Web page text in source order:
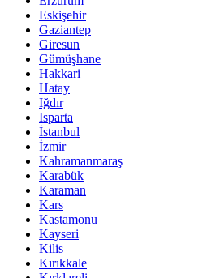
Eskişehir
Gaziantep
Giresun
Gümüşhane
Hakkari
Hatay
Iğdır
Isparta
İstanbul
İzmir
Kahramanmaraş
Karabük
Karaman
Kars
Kastamonu
Kayseri
Kilis
Kırıkkale